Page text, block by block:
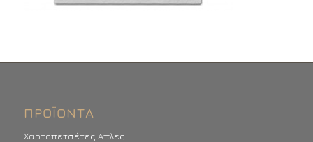
ΠΡΟΪΌΝΤΑ
Χαρτοπετσέτες Απλές